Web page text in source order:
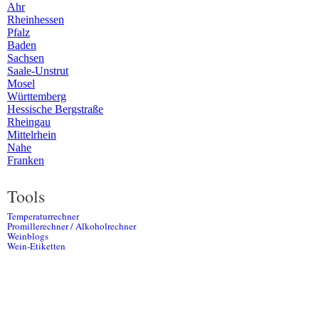
Ahr
Rheinhessen
Pfalz
Baden
Sachsen
Saale-Unstrut
Mosel
Württemberg
Hessische Bergstraße
Rheingau
Mittelrhein
Nahe
Franken
Tools
Temperaturrechner
Promillerechner / Alkoholrechner
Weinblogs
Wein-Etiketten